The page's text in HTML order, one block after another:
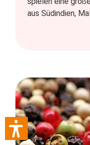
aus Südindien,